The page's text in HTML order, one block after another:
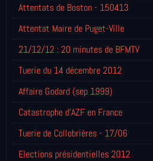
Attentats de Boston - 150413
Attentat Maire de Puget-Ville
21/12/12 : 20 minutes de BFMTV
Tuerie du 14 décembre 2012
Affaire Godard (sep 1999)
Catastrophe d'AZF en France
Tuerie de Collobrières - 17/06
Elections présidentielles 2012